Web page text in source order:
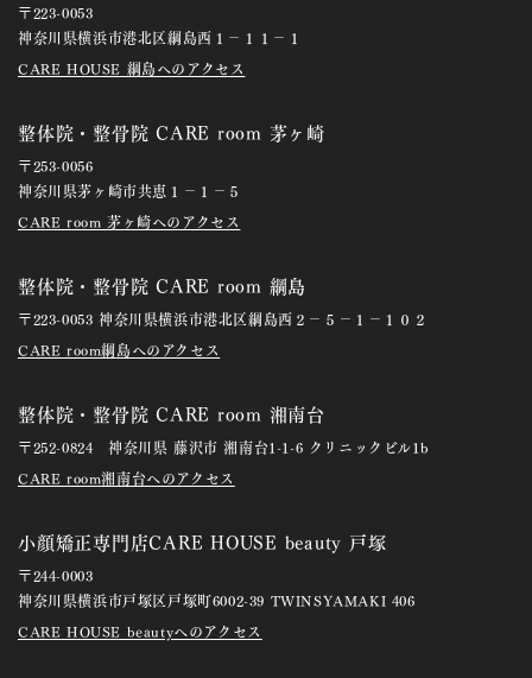
〒223-0053
神奈川県横浜市港北区綱島西１－１１－１
CARE HOUSE 綱島へのアクセス
整体院・整骨院 CARE room 茅ヶ崎
〒253-0056
神奈川県茅ヶ崎市共恵１－１－５
CARE room 茅ヶ崎へのアクセス
整体院・整骨院 CARE room 綱島
〒223-0053 神奈川県横浜市港北区綱島西２－５－１－１０２
CARE room綱島へのアクセス
整体院・整骨院 CARE room 湘南台
〒252-0824 神奈川県 藤沢市 湘南台1-1-6 クリニックビル1b
CARE room湘南台へのアクセス
小顔矯正専門店CARE HOUSE beauty 戸塚
〒244-0003
神奈川県横浜市戸塚区戸塚町6002-39 TWINSYAMAKI 406
CARE HOUSE beautyへのアクセス